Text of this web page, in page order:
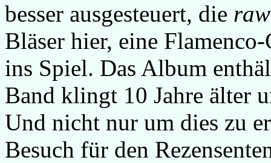
besser ausgesteuert, die
Bläser hier, eine
ins Spiel. Das Album
Band klingt 10 Jahre älter
Und nicht nur um dies zu
Besuch für den